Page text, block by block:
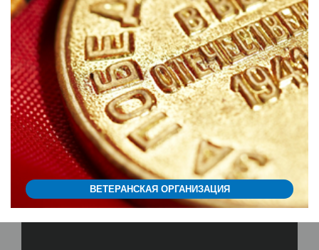
ВЕТЕРАНСКАЯ ОРГАНИЗАЦИЯ